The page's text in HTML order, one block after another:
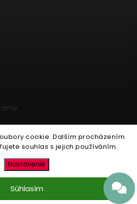
cookie. Dalším procházením
souhlas s jejich používáním.
Nastavenie
Súhlasím
JEN TAK Z LÁSKY. Všetky práva
vyhradené.
nastavenie cookies